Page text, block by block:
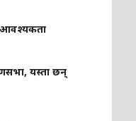
आवश्यकता
यस्ता छन्